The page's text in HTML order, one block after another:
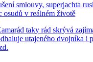
smlouvy, superjachta
osudů v reálném životě
taky rád skrývá
utajeného dvojníka i